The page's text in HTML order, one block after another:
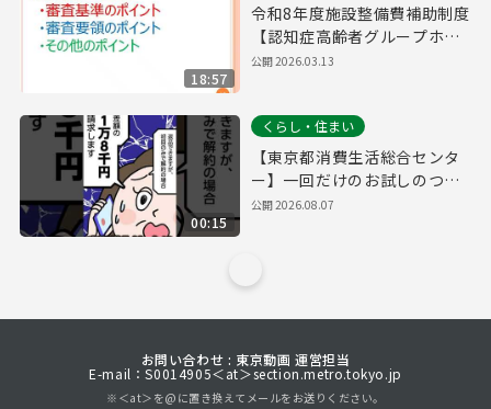
18:57
令和8年度施設整備費補助制度
【認知症高齢者グループホー
ム】
公開2026.03.13
00:15
くらし・住まい
【東京都消費生活総合センタ
ー】一回だけのお試しのつも
りだったのに…定期購入編
公開2026.08.07
お問い合わせ : 東京動画 運営担当
E-mail：S0014905＜at＞section.metro.tokyo.jp
※＜at＞を@に置き換えてメールをお送りください。